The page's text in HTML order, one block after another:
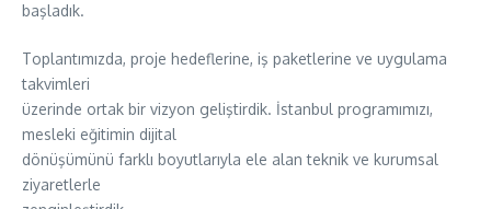
başladık.
Toplantımızda, proje hedeflerine, iş paketlerine ve uygulama
takvimleri
üzerinde ortak bir vizyon geliştirdik. İstanbul programımızı,
mesleki eğitimin dijital
dönüşümünü farklı boyutlarıyla ele alan teknik ve kurumsal
ziyaretlerle